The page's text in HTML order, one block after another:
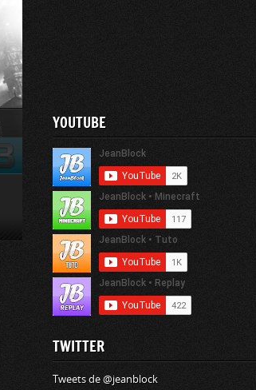
YOUTUBE
TWITTER
Tweets de @jeanblock